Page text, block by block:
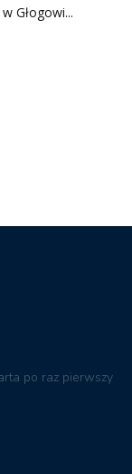
Głogowi...
po raz pierwszy